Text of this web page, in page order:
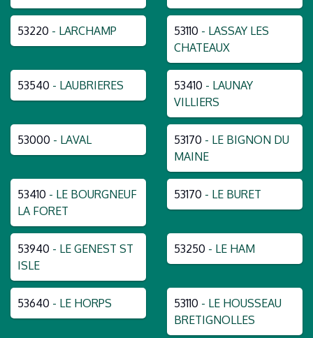
53220 - LARCHAMP 53110 - LASSAY LES
CHATEAUX
53540 - LAUBRIERES 53410 - LAUNAY
VILLIERS
53000 - LAVAL 53170 - LE BIGNON DU
MAINE
53410 - LE BOURGNEUF
LA FORET
53170 - LE BURET
53940 - LE GENEST ST
ISLE
53250 - LE HAM
53640 - LE HORPS 53110 - LE HOUSSEAU
BRETIGNOLLES